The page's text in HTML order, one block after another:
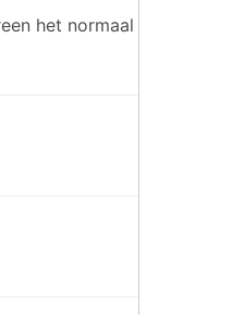
het normaal